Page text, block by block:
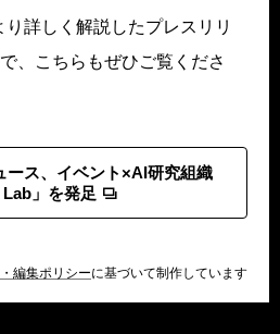
り詳しく解説したプレスリリ
、こちらもぜひご覧くださ
ース、イベント×AI研究組織
Lab」を発足
編集ポリシーに基づいて制作しています